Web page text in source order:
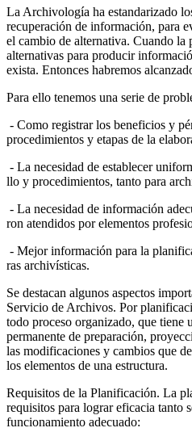
La Archivología ha estandarizado
recuperación de in­formación, para
el cambio de alternativa. Cuando la
alternativas para producir
exista. Entonces habremos
Para ello tenemos una serie de
- Como registrar los beneficios y
procedimientos y etapas de la
- La necesidad de establecer
llo y procedimientos, tanto para
- La necesidad de información
ron atendidos por elementos
- Mejor información para la
ras archivísticas.
Se destacan algunos aspectos
Servicio de Archivos. Por
todo proceso organi­zado, que tiene
permanente de preparación,
las modificaciones y cambios que
los elementos de una estructura.
Requisitos de la Planificación. La
requisi­tos para lograr eficacia tanto
funcionamiento adecuado: